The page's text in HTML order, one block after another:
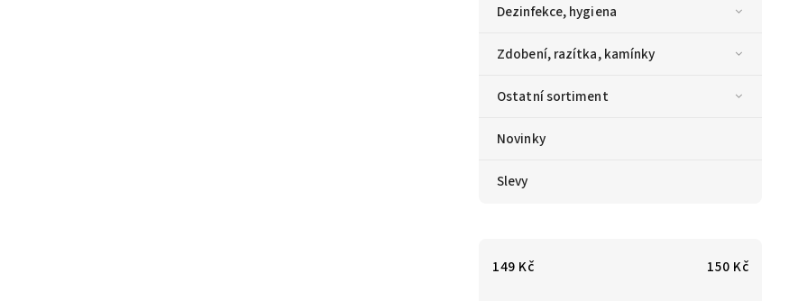
Dezinfekce, hygiena
Zdobení, razítka, kamínky
Ostatní sortiment
Novinky
Slevy
149 Kč 150 Kč